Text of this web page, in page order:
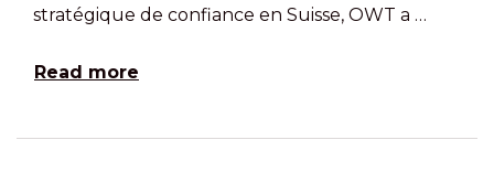
stratégique de confiance en Suisse, OWT a …
Read more